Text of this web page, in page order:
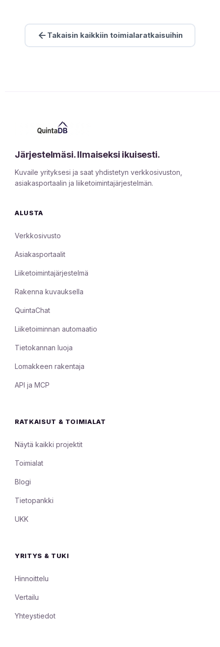
Takaisin kaikkiin toimialaratkaisuihin
Järjestelmäsi. Ilmaiseksi ikuisesti.
Kuvaile yrityksesi ja saat yhdistetyn verkkosivuston,
asiakasportaalin ja liiketoimintajärjestelmän.
ALUSTA
Verkkosivusto
Asiakasportaalit
Liiketoimintajärjestelmä
Rakenna kuvauksella
QuintaChat
Liiketoiminnan automaatio
Tietokannan luoja
Lomakkeen rakentaja
API ja MCP
RATKAISUT & TOIMIALAT
Näytä kaikki projektit
Toimialat
Blogi
Tietopankki
UKK
YRITYS & TUKI
Hinnoittelu
Vertailu
Yhteystiedot